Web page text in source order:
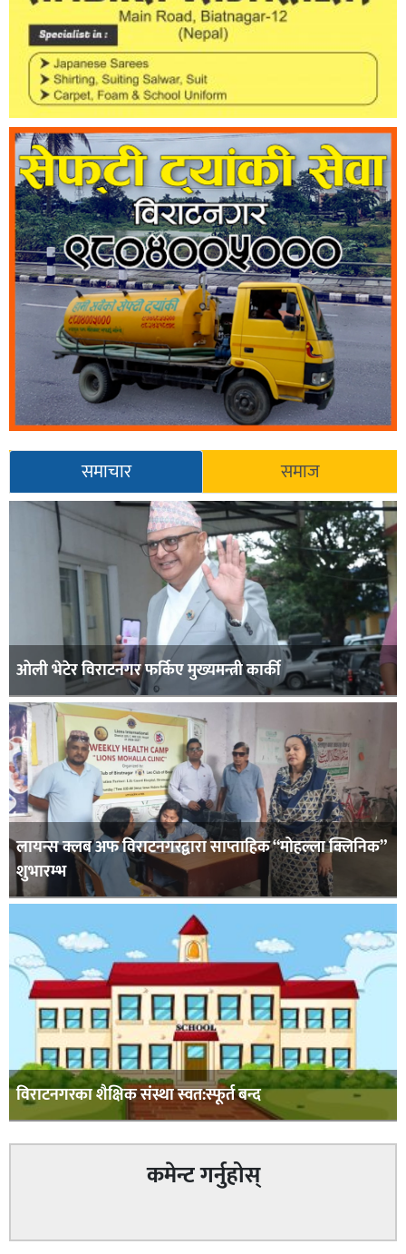
समाचार समाज
ओली भेटेर विराटनगर फर्किए मुख्यमन्त्री कार्की
लायन्स क्लब अफ विराटनगरद्वारा साप्ताहिक “मोहल्ला क्लिनिक”
शुभारम्भ
विराटनगरका शैक्षिक संस्था स्वत:स्फूर्त बन्द
कमेन्ट गर्नुहोस्